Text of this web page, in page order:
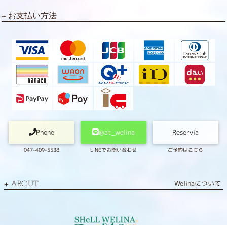
お支払い方法
Phone
047-409-5538
@at_welina
LINEでお問い合わせ
Reservia
ご予約はこちら
ABOUT Welinaについて